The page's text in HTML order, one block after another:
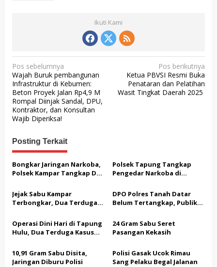
Ikuti Kami
N
a
v
i
g
s
i
p
o
s
Pos sebelumnya
Wajah Buruk pembangunan
Infrastruktur di Kebumen:
Beton Proyek Jalan Rp4,9 M
Rompal Diinjak Sandal, DPU,
Kontraktor, dan Konsultan
Wajib Diperiksa!
Pos berikutnya
Ketua PBVSI Resmi Buka
Penataran dan Pelatihan
Wasit Tingkat Daerah 2025
Posting Terkait
Bongkar Jaringan Narkoba,
Polsek Kampar Tangkap Dua
dan Pil Ekstasi
Polsek Tapung Tangkap
Pengedar Narkoba di
Gram Sabu-sabu
Jejak Sabu Kampar
Terbongkar, Dua Terduga
Berbeda
DPO Polres Tanah Datar
Belum Tertangkap, Publik
Operasi Dini Hari di Tapung
Hulu, Dua Terduga Kasus
24 Gram Sabu Seret
Pasangan Kekasih
10,91 Gram Sabu Disita,
Jaringan Diburu Polisi
Polisi Gasak Ucok Rimau
Sang Pelaku Begal Jalanan